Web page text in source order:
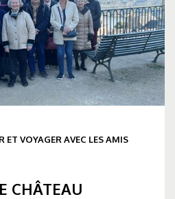
ET VOYAGER AVEC LES AMIS
CHÂTEAU